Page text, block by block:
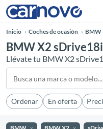
Inicio Coches de ocasión BMW
BMW X2
Llévate tu BMW X2
Ordenar En oferta